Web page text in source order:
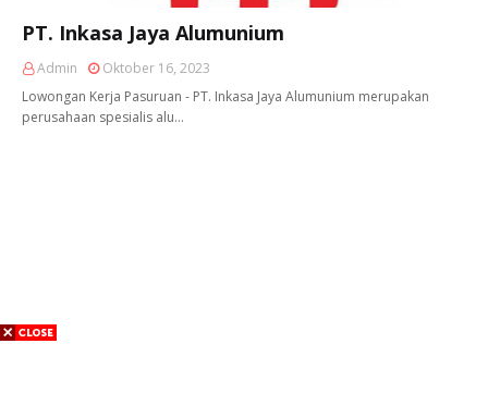
PT. Inkasa Jaya Alumunium
Admin
Oktober 16, 2023
Lowongan Kerja Pasuruan - PT. Inkasa Jaya Alumunium merupakan
perusahaan spesialis alu…